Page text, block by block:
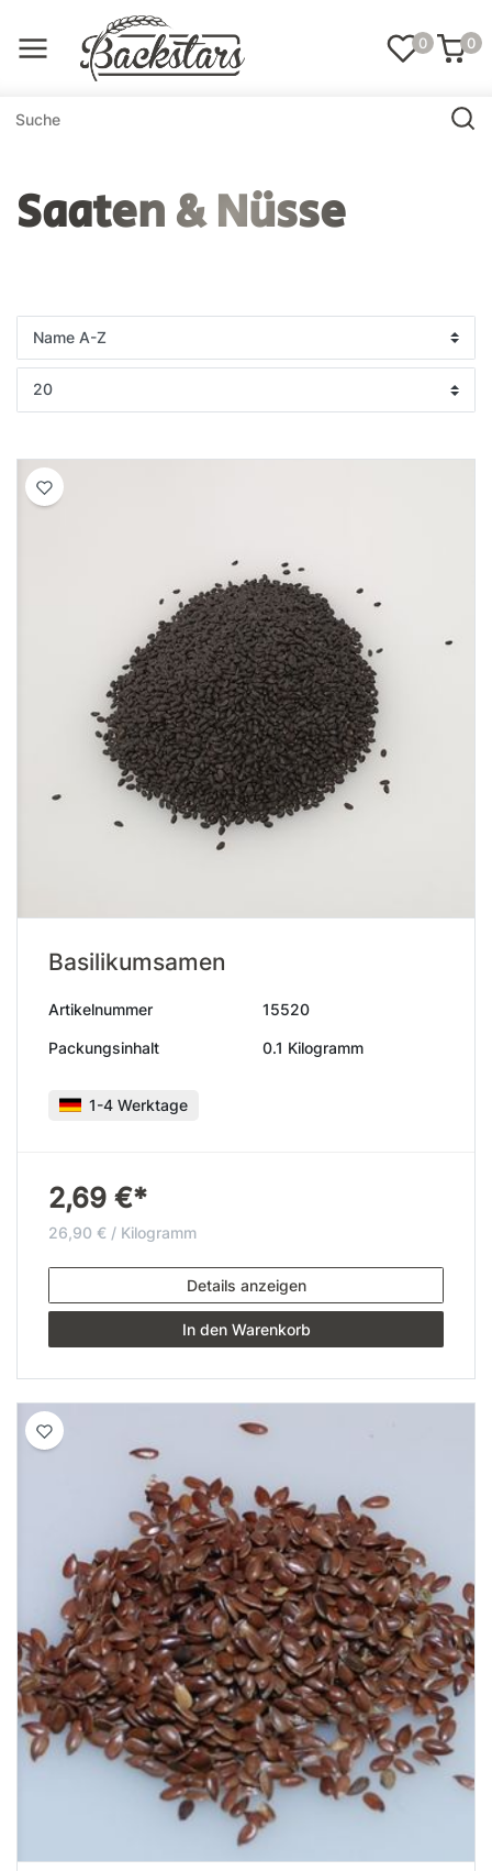
0 0
Saaten & Nüsse
Basilikumsamen
Artikelnummer 15520
Packungsinhalt 0.1 Kilogramm
1-4 Werktage
2,69 €*
26,90 € / Kilogramm
Details anzeigen
In den Warenkorb